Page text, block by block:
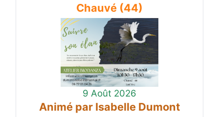
Chauvé (44)
9 Août 2026
Animé par Isabelle Dumont